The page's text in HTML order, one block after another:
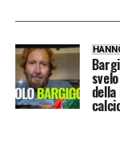
della